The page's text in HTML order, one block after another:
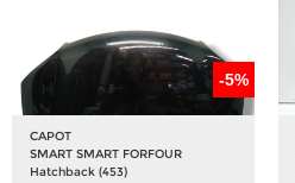
-5%
CAPOT
SMART SMART FORFOUR
Hatchback (453)